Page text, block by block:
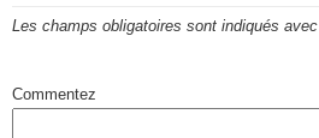
Les champs obligatoires sont indiqués avec
Commentez